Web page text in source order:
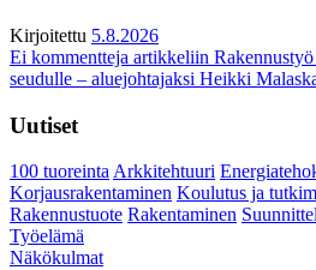
Kirjoitettu 5.8.2026
Ei kommentteja artikkeliin
seudulle – aluejohtajaksi Heikki
Uutiset
100 tuoreintaArkkitehtuuri
Korjausrakentaminen Koulutus ja
Rakennustuote Rakentaminen
Työelämä
Näkökulmat